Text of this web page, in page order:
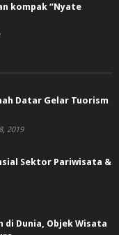
kompak “Nyate
Datar Gelar Tuorism
2019
Sektor Pariwisata &
di Dunia, Objek Wisata